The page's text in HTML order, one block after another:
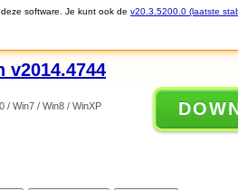
software. Je kunt ook de v20.3.5200.0 (laatste
v2014.4744
/ Win7 / Win8 / WinXP